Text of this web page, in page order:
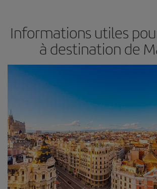
Informations utiles
à destination de